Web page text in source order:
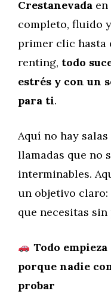
Crestanevada
completo, fluido
primer clic hasta
renting, todo
estrés y con un
para ti.
Aquí no hay
llamadas que no
interminables.
un objetivo claro:
que necesitas
Todo
porque nadie
probar